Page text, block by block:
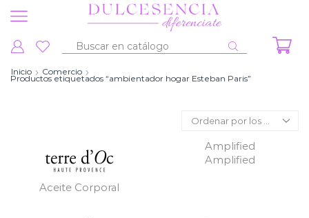
Entrada
búsqueda
Inicio Comercio
Productos etiquetados “ambientador hogar Esteban Paris”
Aceite Corporal
Amplified
Amplified